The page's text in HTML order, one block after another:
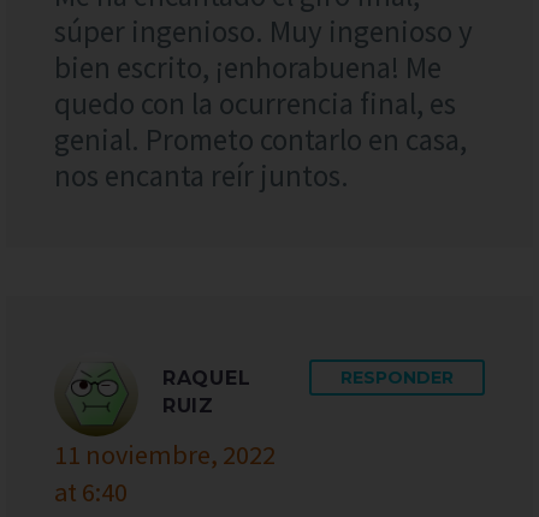
súper ingenioso. Muy ingenioso y
bien escrito, ¡enhorabuena! Me
quedo con la ocurrencia final, es
genial. Prometo contarlo en casa,
nos encanta reír juntos.
RAQUEL
RUIZ
11 noviembre, 2022
at 6:40
RESPONDER